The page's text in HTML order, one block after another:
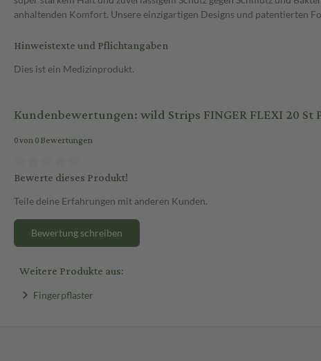
anhaltenden Komfort. Unsere einzigartigen Designs und patentierten
Hinweistexte und Pflichtangaben
Dies ist ein Medizinprodukt.
Kundenbewertungen: wild Strips FINGER FLEXI 20 St
0 von 0 Bewertungen
Bewerte dieses Produkt!
Teile deine Erfahrungen mit anderen Kunden.
Bewertung schreiben
Weitere Produkte aus:
Fingerpflaster